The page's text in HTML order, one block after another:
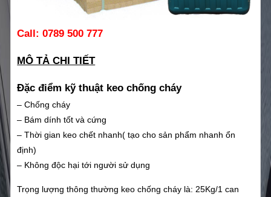
Call: 0789 500 777
MÔ TẢ CHI TIẾT
Đặc điểm kỹ thuật keo chống cháy
– Chống cháy
– Bám dính tốt và cứng
– Thời gian keo chết nhanh( tạo cho sản phẩm nhanh ổn
định)
– Không độc hại tới người sử dụng
Trọng lượng thông thường keo chống cháy là: 25Kg/1 can